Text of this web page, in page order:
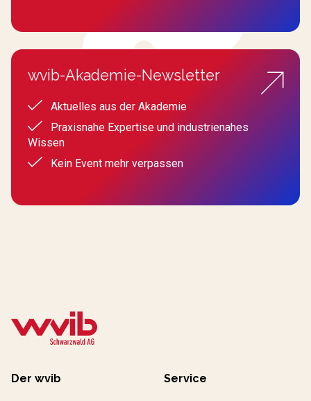
wvib-Akademie-Newsletter
Aktuelles aus der Akademie
Praxisnahe Expertise und industrienahes
Wissen
Kein Event mehr verpassen
Der wvib Service